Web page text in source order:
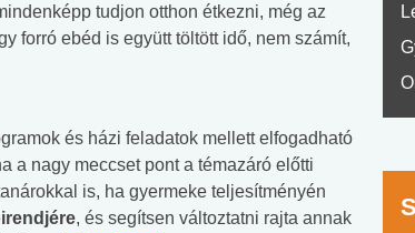
tudjon otthon étkezni, még az
forró ebéd is együtt töltött idő, nem számít,
és házi feladatok mellett elfogadható
a nagy meccset pont a témazáró előtti
is, ha gyermeke teljesítményén
, és segítsen változtatni rajta annak